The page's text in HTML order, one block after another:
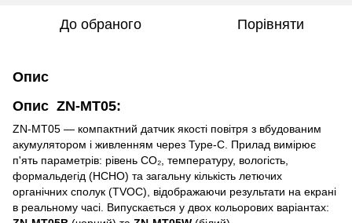
До обраного Порівняти
Опис
Опис ZN-MT05:
ZN-MT05 — компактний датчик якості повітря з вбудованим
акумулятором і живленням через Type-C. Прилад вимірює
п'ять параметрів: рівень CO₂, температуру, вологість,
формальдегід (HCHO) та загальну кількість летючих
органічних сполук (TVOC), відображаючи результати на екрані
в реальному часі. Випускається у двох кольорових варіантах: